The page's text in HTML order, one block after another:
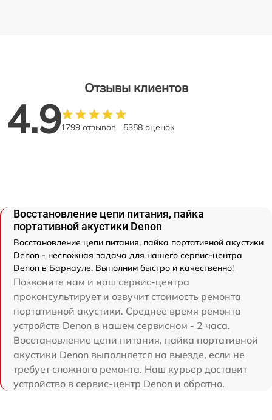
Отзывы клиентов
4.91799 отзывов 5358 оценок
Восстановление цепи питания, пайка
портативной акустики Denon
Восстановление цепи питания, пайка портативной акустики
Denon - несложная задача для нашего сервис-центра
Denon в Барнауле. Выполним быстро и качественно!
Позвоните нам и наш сервис-центра
проконсультирует и озвучит стоимость ремонта
портативной акустики. Среднее время ремонта
устройств Denon в нашем сервисном - 2 часа.
Восстановление цепи питания, пайка портативной
акустики Denon выполняется на выезде, если не
требует сложного ремонта. Наш курьер доставит
устройство в сервис-центр Denon и обратно.